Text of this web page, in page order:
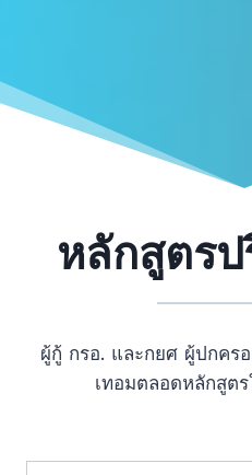
หลักสูตร
ผู้กู้ กรอ. และกยศ ผู้ปกคร
เทอมตลอดหลักสูต